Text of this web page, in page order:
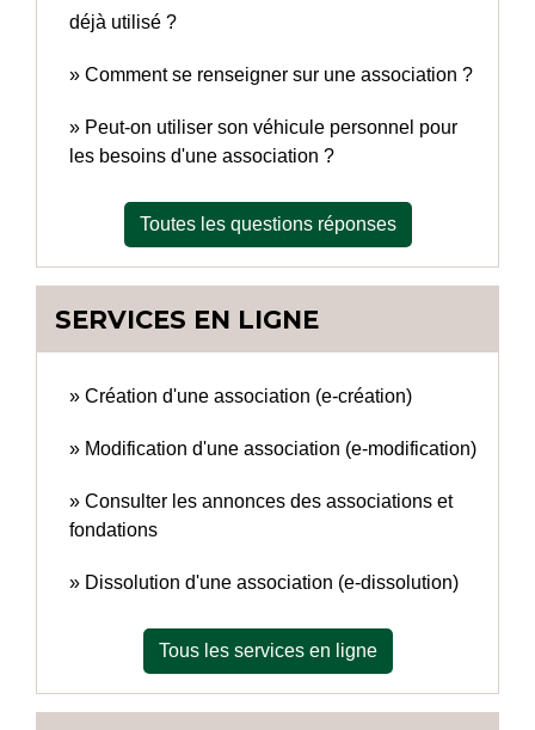
déjà utilisé ?
Comment se renseigner sur une association ?
Peut-on utiliser son véhicule personnel pour
les besoins d'une association ?
Toutes les questions réponses
SERVICES EN LIGNE
Création d'une association (e-création)
Modification d'une association (e-modification)
Consulter les annonces des associations et
fondations
Dissolution d'une association (e-dissolution)
Tous les services en ligne